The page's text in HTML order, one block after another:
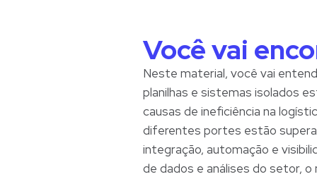
Você vai
Neste material, você vai
planilhas e sistemas isolados
causas de ineficiência na
diferentes portes estão
integração, automação e
de dados e análises do setor,